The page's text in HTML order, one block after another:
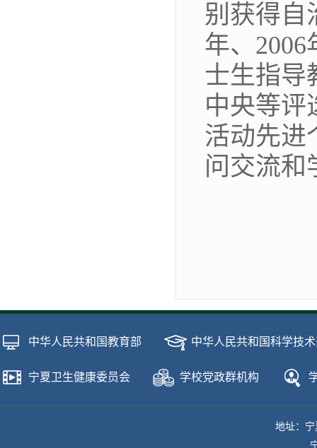
别获得自
年、 2006
士生指导
中央等评
活动先进
问交流和
中华人民共和国教育部 中华人民共和国科学技
宁夏卫生健康委员会 学校党政群机构
地址：